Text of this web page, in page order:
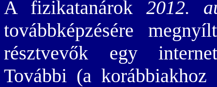
A fizikatanárok 2012.
továbbképzésére
résztvevők egy
További (a